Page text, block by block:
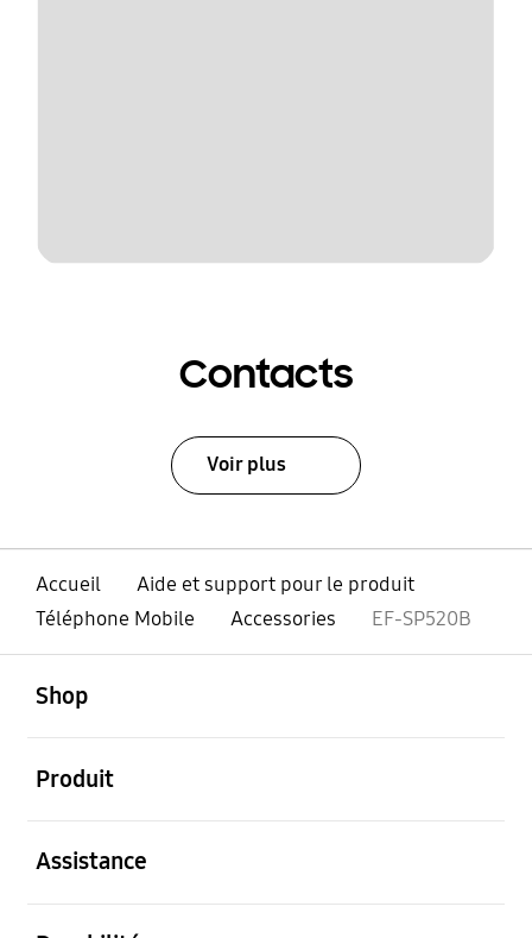
Contacts
Voir plus
Accueil
Aide et support pour le produit
Téléphone Mobile
Accessories EF-SP520B
Shop
Produit
Assistance